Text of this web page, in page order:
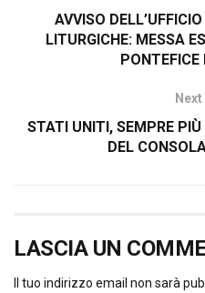
AVVISO
LITURGICHE: MESSA
PONTEFICE
STATI UNITI, SEMPRE
DEL
LASCIA UN
Il tuo indirizzo email non sarà